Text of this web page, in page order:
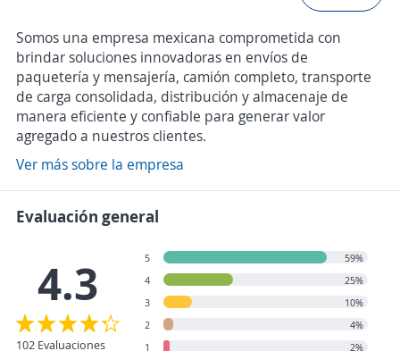
Somos una empresa mexicana comprometida con
brindar soluciones innovadoras en envíos de
paquetería y mensajería, camión completo, transporte
de carga consolidada, distribución y almacenaje de
manera eficiente y confiable para generar valor
agregado a nuestros clientes.
Ver más sobre la empresa
Evaluación general
4.3
102 Evaluaciones
5
59%
4
25%
3
10%
2
4%
1
2%